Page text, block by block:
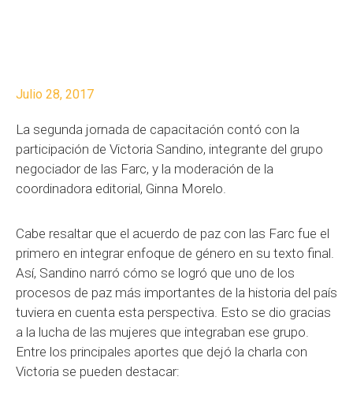
Julio 28, 2017
La segunda jornada de capacitación contó con la
participación de Victoria Sandino, integrante del grupo
negociador de las Farc, y la moderación de la
coordinadora editorial, Ginna Morelo.
Cabe resaltar que el acuerdo de paz con las Farc fue el
primero en integrar enfoque de género en su texto final.
Así, Sandino narró cómo se logró que uno de los
procesos de paz más importantes de la historia del país
tuviera en cuenta esta perspectiva. Esto se dio gracias
a la lucha de las mujeres que integraban ese grupo.
Entre los principales aportes que dejó la charla con
Victoria se pueden destacar: